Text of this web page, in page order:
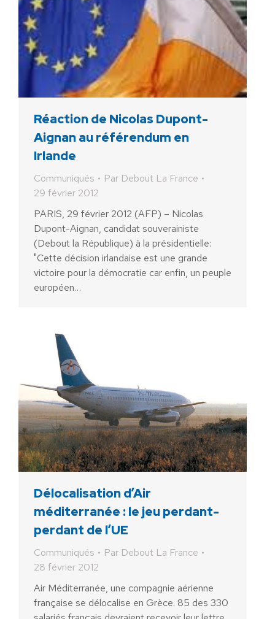
Réaction de Nicolas Dupont-
Aignan au référendum en
Irlande
Communiqués Par Debout La France
29 février 2012
PARIS, 29 février 2012 (AFP) – Nicolas
Dupont-Aignan, candidat souverainiste
(Debout la République) à la présidentielle:
"Cette décision irlandaise est une grande
victoire pour la démocratie car enfin, un peuple
européen…
Délocalisation d’Air
méditerranée : le jeu perdant-
perdant de l’UE
Communiqués Par Debout La France
28 février 2012
Air Méditerranée, une compagnie aérienne
française se délocalise en Grèce. 85 des 330